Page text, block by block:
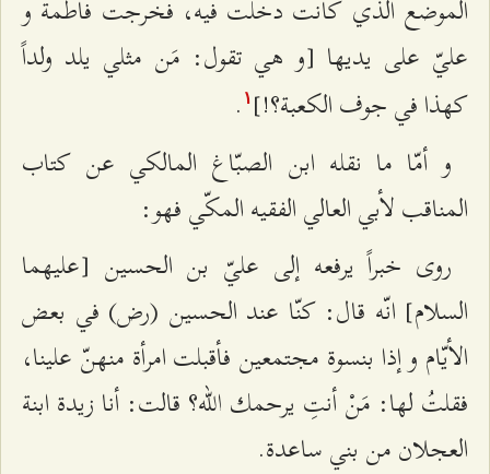
الموضع الذي كانت‌ دخلت فيه، فخرجت فاطمة و
عليّ على يديها [و هي تقول: مَن مثلي يلد ولداً
كهذا في جوف الكعبة؟!] ۱ .
و أمّا ما نقله ابن الصبّاغ المالكي عن كتاب
المناقب لأبي العالي الفقيه المكّي فهو:
روى خبراً يرفعه إلى عليّ بن الحسين [عليهما
السلام‌] انّه قال: كنّا عند الحسين (رض) في بعض
الأيّام و إذا بنسوة مجتمعين فأقبلت امرأة منهنّ علينا،
فقلتُ لها: مَنْ أنتِ يرحمك الله؟ قالت: أنا زيدة ابنة
العجلان من بني ساعدة.